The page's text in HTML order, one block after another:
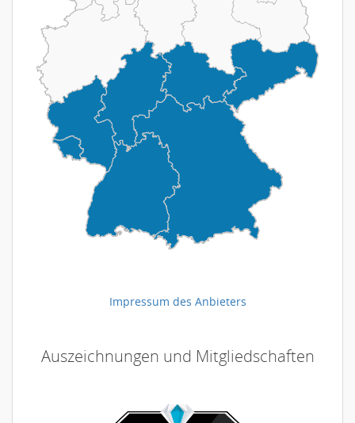
Impressum des Anbieters
Auszeichnungen und Mitgliedschaften